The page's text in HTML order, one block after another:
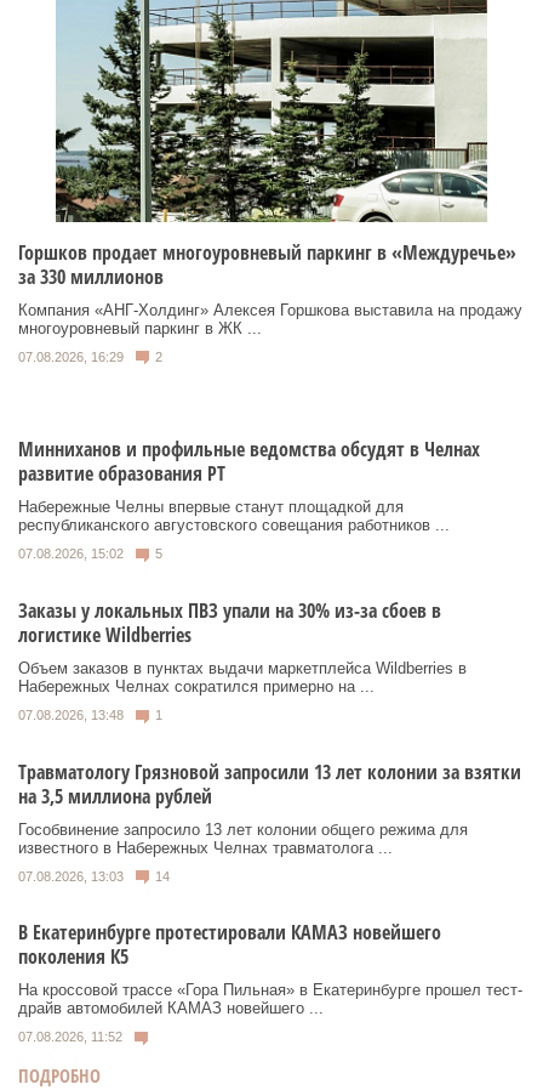
Горшков продает многоуровневый паркинг в «Междуречье»
за 330 миллионов
Компания «АНГ-Холдинг» Алексея Горшкова выставила на продажу
многоуровневый паркинг в ЖК ...
07.08.2026, 16:29 2
Минниханов и профильные ведомства обсудят в Челнах
развитие образования РТ
Набережные Челны впервые станут площадкой для
республиканского августовского совещания работников ...
07.08.2026, 15:02 5
Заказы у локальных ПВЗ упали на 30% из-за сбоев в
логистике Wildberries
Объем заказов в пунктах выдачи маркетплейса Wildberries в
Набережных Челнах сократился примерно на ...
07.08.2026, 13:48 1
Травматологу Грязновой запросили 13 лет колонии за взятки
на 3,5 миллиона рублей
Гособвинение запросило 13 лет колонии общего режима для
известного в Набережных Челнах травматолога ...
07.08.2026, 13:03 14
В Екатеринбурге протестировали КАМАЗ новейшего
поколения К5
На кроссовой трассе «Гора Пильная» в Екатеринбурге прошел тест-
драйв автомобилей КАМАЗ новейшего ...
07.08.2026, 11:52
ПОДРОБНО